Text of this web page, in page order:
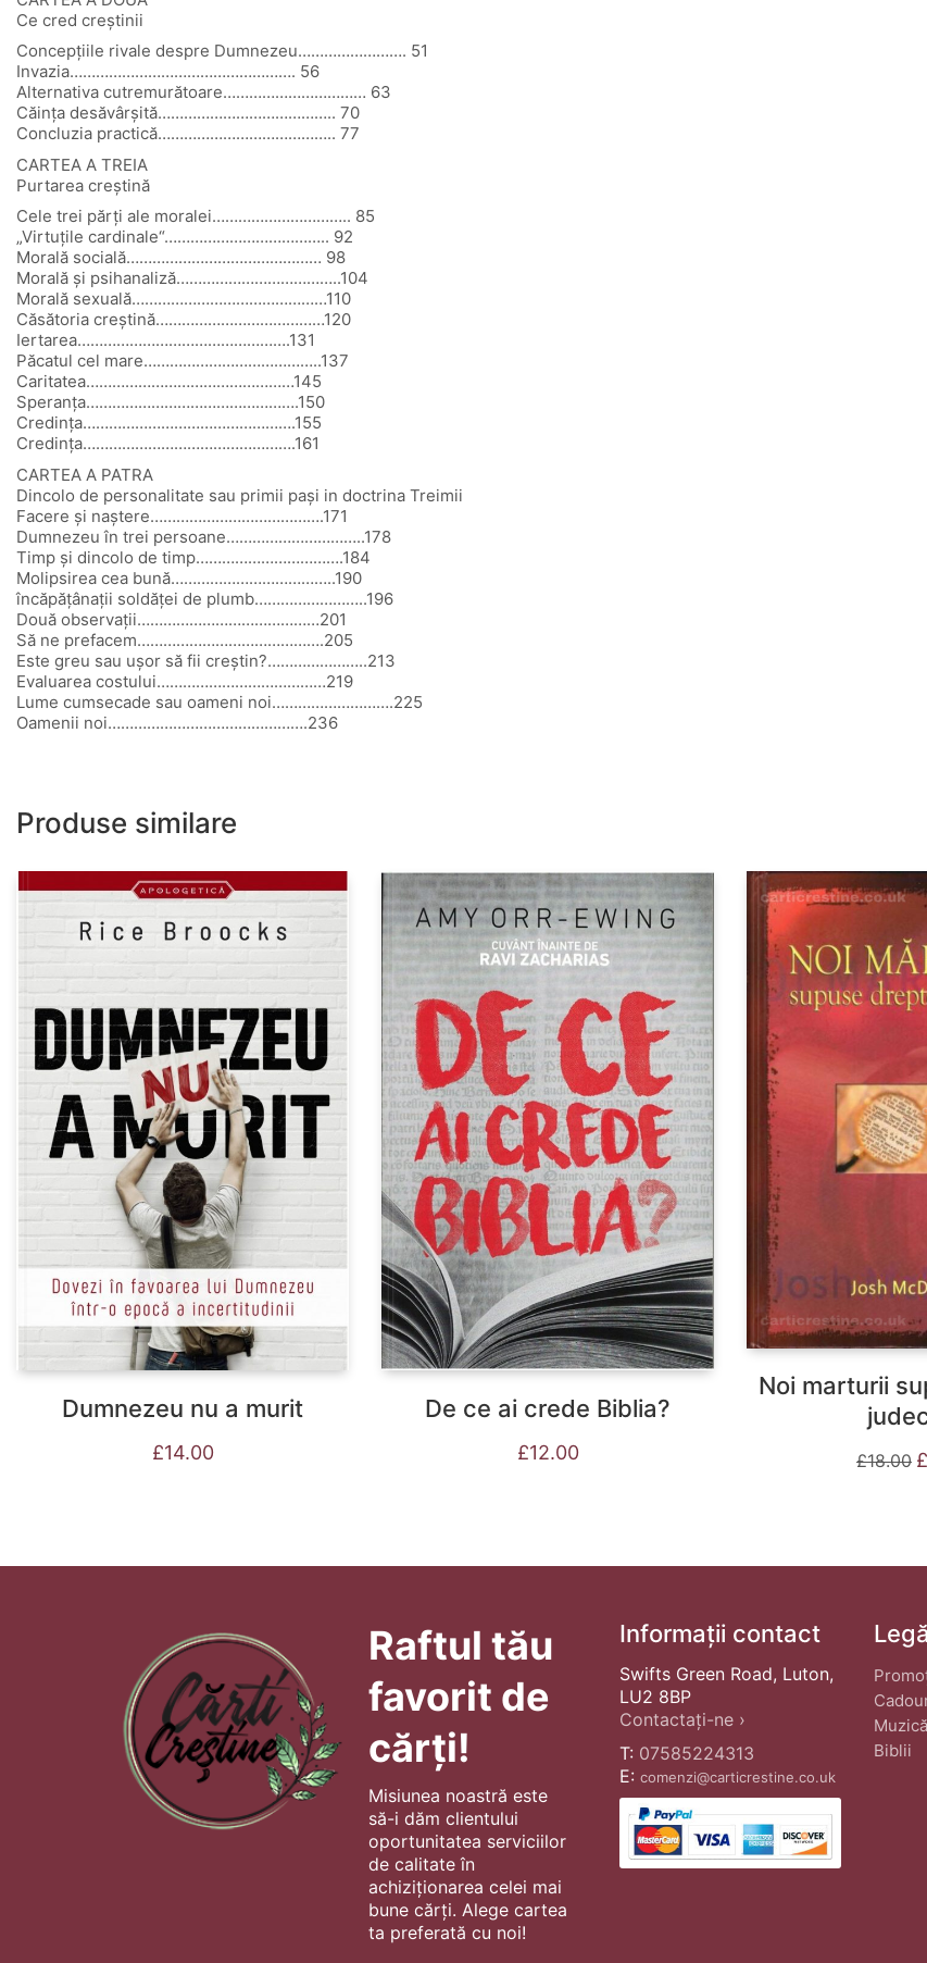
Ce cred creştinii
Concepţiile rivale despre Dumnezeu……………………. 51
Invazia……………………………………………. 56
Alternativa cutremurătoare…………………………… 63
Căinţa desăvârşită………………………………….. 70
Concluzia practică………………………………….. 77
CARTEA A TREIA
Purtarea creştină
Cele trei părţi ale moralei………………………….. 85
„Virtuţile cardinale“……………………………….. 92
Morală socială……………………………………… 98
Morală şi psihanaliză………………………………..104
Morală sexuală………………………………………110
Căsătoria creştină…………………………………120
Iertarea………………………………………….131
Păcatul cel mare…………………………………..137
Caritatea…………………………………………145
Speranţa………………………………………….150
Credinţa………………………………………….155
Credinţa………………………………………….161
CARTEA A PATRA
Dincolo de personalitate sau primii paşi in doctrina Treimii
Facere şi naştere………………………………….171
Dumnezeu în trei persoane…………………………..178
Timp şi dincolo de timp…………………………….184
Molipsirea cea bună………………………………..190
încăpăţânaţii soldăţei de plumb……………………..196
Două observaţii……………………………………201
Să ne prefacem…………………………………….205
Este greu sau uşor să fii creştin?…………………..213
Evaluarea costului…………………………………219
Lume cumsecade sau oameni noi……………………….225
Oamenii noi……………………………………….236
Produse similare
Dumnezeu nu a murit
£14.00
De ce ai crede Biblia?
£12.00
Noi marturii
£18.00 £
Raftul tău
favorit de
cărți!
Misiunea noastră este
să-i dăm clientului
oportunitatea serviciilor
de calitate în
achiziționarea celei mai
bune cărți. Alege cartea
ta preferată cu noi!
Informații contact
Swifts Green Road, Luton,
LU2 8BP
Contactați-ne ›
T: 07585224313
E: comenzi@carticrestine.co.uk
Muzică
Biblii